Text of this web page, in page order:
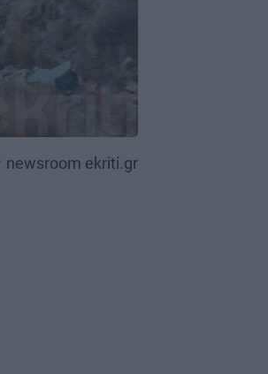
newsroom ekriti.gr